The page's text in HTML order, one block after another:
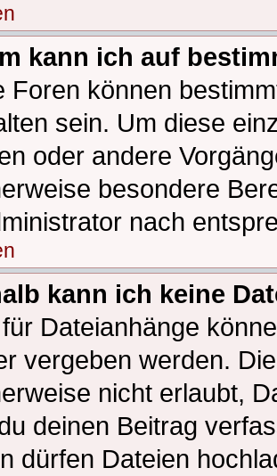
kann ich auf
Foren können
sein. Um diese
oder andere
besondere
nach
kann ich keine
Dateianhänge
vergeben werden.
nicht erlaubt,
deinen Beitrag
dürfen Dateien